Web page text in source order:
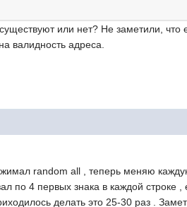
или нет? Не заметили, что
валидность адреса.
random all , теперь меняю
по 4 первых знака в каждой строке ,
делать это 25-30 раз .